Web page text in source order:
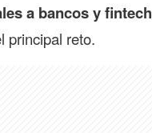
a bancos y fintech
principal reto.